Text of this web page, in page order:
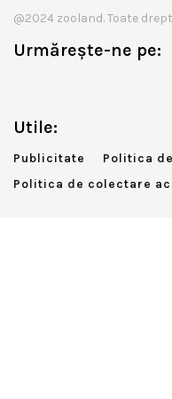
@2024 zooland. Toate
Urmărește-ne pe:
Utile:
Publicitate
Politica
Politica de colectare